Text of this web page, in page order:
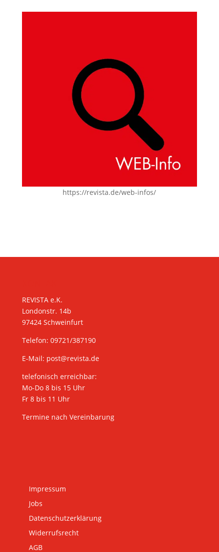
https://revista.de/web-infos/
REVISTA e.K.
Londonstr. 14b
97424 Schweinfurt
Telefon: 09721/387190
E-Mail: post@revista.de
telefonisch erreichbar:
Mo-Do 8 bis 15 Uhr
Fr 8 bis 11 Uhr
Termine nach Vereinbarung
Impressum
Jobs
Datenschutzerklärung
Widerrufsrecht
AGB